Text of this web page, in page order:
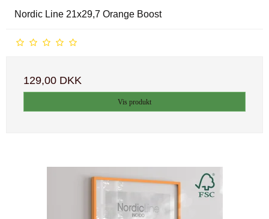
Nordic Line 21x29,7 Orange Boost
129,00 DKK
Vis produkt